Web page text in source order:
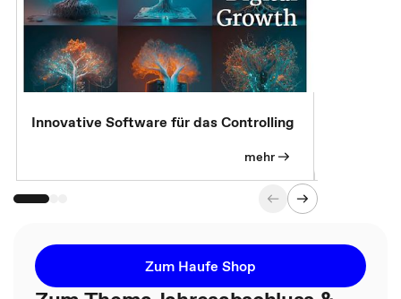
Innovative Software für das Controlling
mehr
Zum Haufe Shop